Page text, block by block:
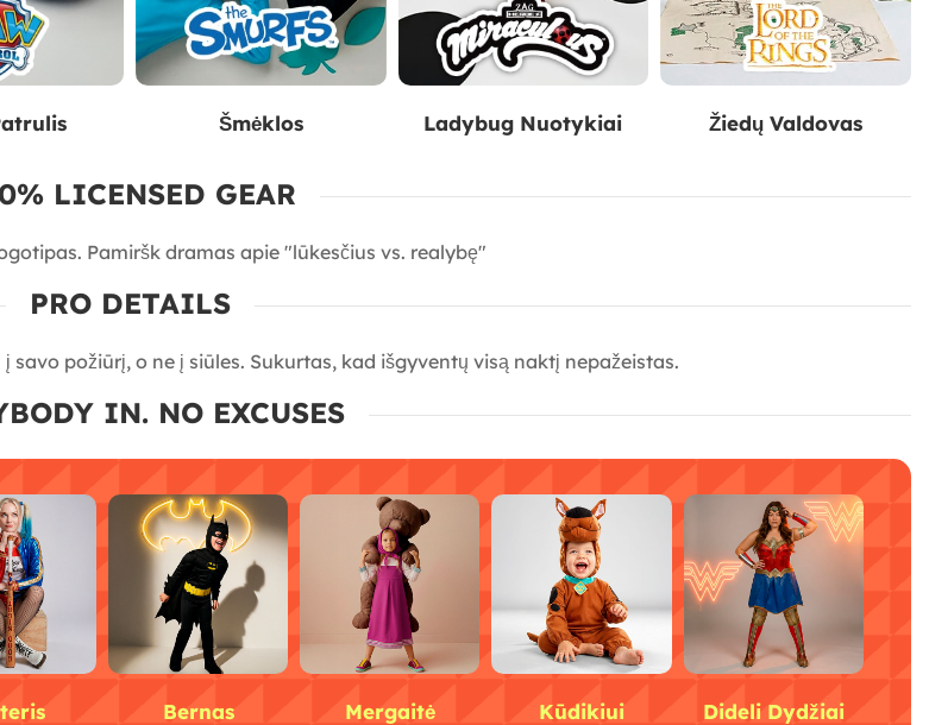
Šmėklos Ladybug Nuotykiai Žiedų Valdovas
LICENSED GEAR
Pamiršk dramas apie "lūkesčius vs. realybę"
PRO DETAILS
požiūrį, o ne į siūles. Sukurtas, kad išgyventų visą naktį nepažeistas.
IN. NO EXCUSES
Bernas Mergaitė Kūdikiui Dideli Dydžiai